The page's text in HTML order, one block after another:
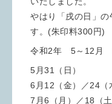
やはり「戌の日」
す。(朱印料300円)
令和2年 5～12月
5月31（日）
6月12（金）／24（
7月6（月）／18（土